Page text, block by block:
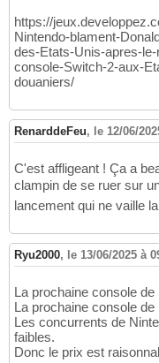
https://
Nintendo-blament-
des-Etats-Unis-apres-
console-Switch-2-aux-
douaniers/
RenarddeFeu, le 12/06/
C'est affligeant ! Ça a
clampin de se ruer sur
lancement qui ne vaille
Ryu2000, le 13/06/2025 à
La prochaine console
La prochaine console
Les concurrents de
faibles.
Donc le prix est